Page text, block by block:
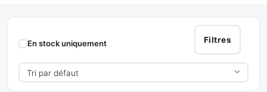
Burin
Marteau
Electro-
Portatif
Filtres
En stock uniquement